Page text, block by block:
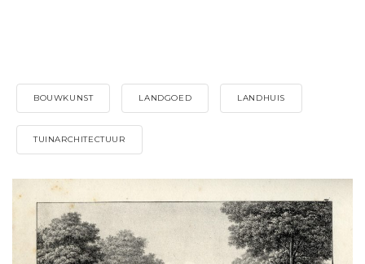
BOUWKUNST LANDGOED LANDHUIS
TUINARCHITECTUUR